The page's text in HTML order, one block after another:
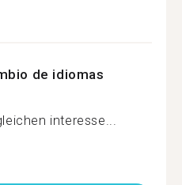
de idiomas
interesse...